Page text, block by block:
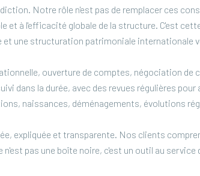
Notre rôle n'est pas de remplacer ces
et à l'efficacité globale de la structure. C'est
une structuration patrimoniale internationale
ouverture de comptes, négociation de
dans la durée, avec des revues régulières
naissances, déménagements, évolutions
expliquée et transparente. Nos clients
pas une boîte noire, c'est un outil au